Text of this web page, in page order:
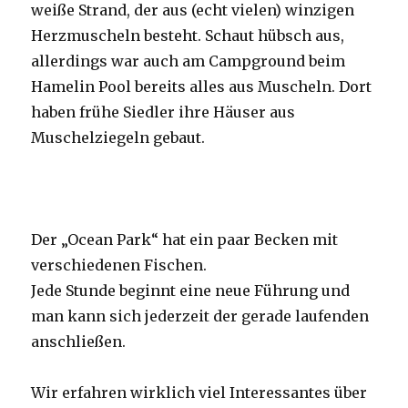
weiße Strand, der aus (echt vielen) winzigen
Herzmuscheln besteht. Schaut hübsch aus,
allerdings war auch am Campground beim
Hamelin Pool bereits alles aus Muscheln. Dort
haben frühe Siedler ihre Häuser aus
Muschelziegeln gebaut.
Der „Ocean Park“ hat ein paar Becken mit
verschiedenen Fischen.
Jede Stunde beginnt eine neue Führung und
man kann sich jederzeit der gerade laufenden
anschließen.
Wir erfahren wirklich viel Interessantes über